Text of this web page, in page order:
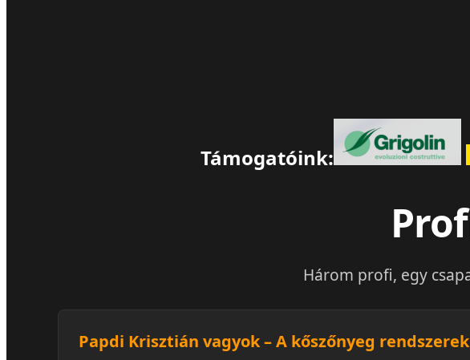
Támogatóink:
Három profi, egy
Papdi Krisztián vagyok – A kőszőnyeg